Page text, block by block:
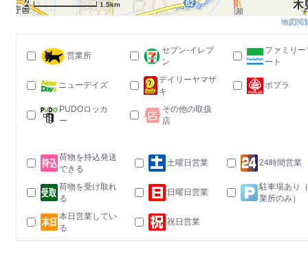
1.5km
地図閲
営業所
セブン-イレブ
ン
ファミリー
ート
ニューデイズ
デイリーヤマザ
キ
ポプラ
PUDOロッカ
ー
その他の取扱
店
荷物を持込発送
できる
土曜日営業 24時間営業
荷物を受け取れ
る
日曜日営業
駐車場あり
業所のみ）
本日営業してい
る
祝日営業